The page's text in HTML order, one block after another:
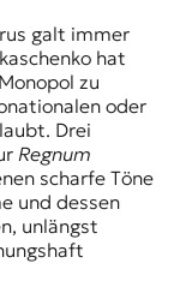
galt immer
hat
zu
oder
Drei
Regnum
scharfe Töne
und dessen
unlängst